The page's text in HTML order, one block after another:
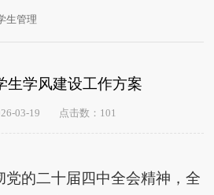
生管理
生学风建设工作方案
03-19 点击数： 101
党的二十届四中全会精神，全